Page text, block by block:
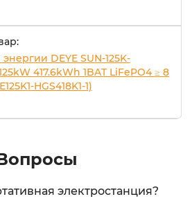
DEYE SUN-125K-
417.6kWh 1BAT LiFePO4 ≥ 8
HGS418K1-1)
электростанция?